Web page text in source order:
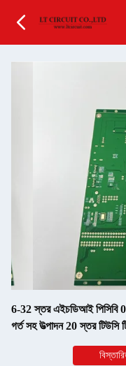
6-32 স্তর এইচডিআই পিসিবি
গর্ত সহ উত্পাদন 20 স্তর টিউসি